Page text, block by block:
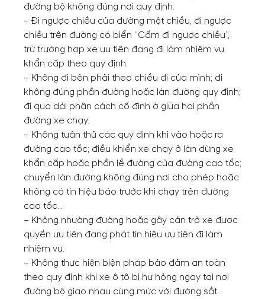
đường bộ không đúng nơi quy định.
– Đi ngược chiều của đường một chiều, đi ngược
chiều trên đường có biển “Cấm đi ngược chiều”,
trừ trường hợp xe ưu tiên đang đi làm nhiệm vụ
khẩn cấp theo quy định.
– Không đi bên phải theo chiều đi của mình; đi
không đúng phần đường hoặc làn đường quy định;
đi qua dải phân cách cố định ở giữa hai phần
đường xe chạy.
– Không tuân thủ các quy định khi vào hoặc ra
đường cao tốc; điều khiển xe chạy ở làn dừng xe
khẩn cấp hoặc phần lề đường của đường cao tốc;
chuyển làn đường không đúng nơi cho phép hoặc
không có tín hiệu báo trước khi chạy trên đường
cao tốc…
– Không nhường đường hoặc gây cản trở xe được
quyền ưu tiên đang phát tín hiệu ưu tiên đi làm
nhiệm vụ.
– Không thực hiện biện pháp bảo đảm an toàn
theo quy định khi xe ô tô bị hư hỏng ngay tại nơi
đường bộ giao nhau cùng mức với đường sắt.